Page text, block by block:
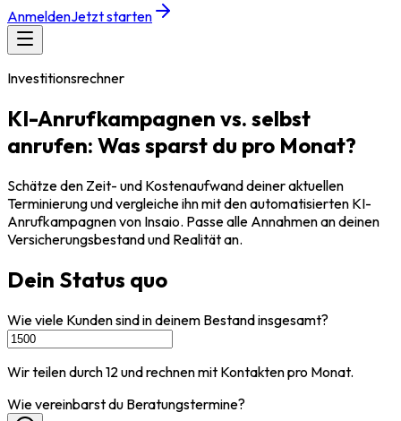
AnmeldenJetzt starten
Investitionsrechner
KI-Anrufkampagnen vs. selbst
anrufen: Was sparst du pro Monat?
Schätze den Zeit- und Kostenaufwand deiner aktuellen
Terminierung und vergleiche ihn mit den automatisierten KI-
Anrufkampagnen von Insaio. Passe alle Annahmen an deinen
Versicherungsbestand und Realität an.
Dein Status quo
Wie viele Kunden sind in deinem Bestand insgesamt?
Wir teilen durch 12 und rechnen mit Kontakten pro Monat.
Wie vereinbarst du Beratungstermine?